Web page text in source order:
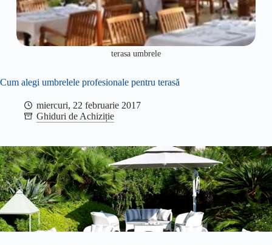
terasa umbrele
Cum alegi umbrelele profesionale pentru terasă
miercuri, 22 februarie 2017
Ghiduri de Achiziție